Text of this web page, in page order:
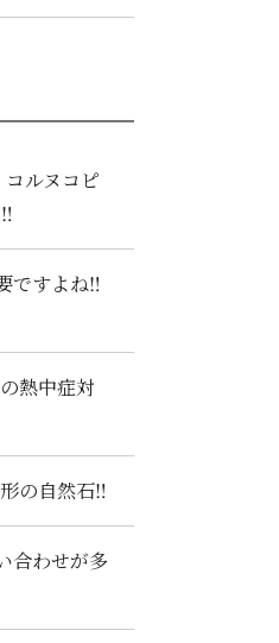
ルヌコピ
ですよね‼️
熱中症対
の自然石‼️
合わせが多